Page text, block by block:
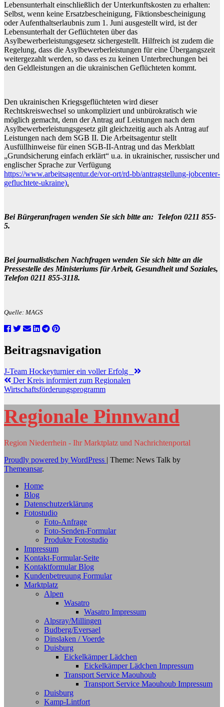
Lebensunterhalt einschließlich der Unterkunftskosten zu erhalten:
Selbst, wenn keine Ersatzbescheinigung, Fiktionsbescheinigung
oder Aufenthaltserlaubnis zum 1. Juni ausgestellt wird, ist der
Lebensunterhalt der Geflüchteten über das
Asylbewerberleistungsgesetz sichergestellt. Hilfreich ist zudem die
Regelung, dass die Asylbewerberleistungen für eine Übergangszeit
weitergezahlt werden, so dass es zu keinen Unterbrechungen bei
den Geldleistungen an die ukrainischen Geflüchteten kommt.
Den ukrainischen Kriegsgeflüchteten wird dieser
Rechtskreiswechsel so unkompliziert und unbürokratisch wie
möglich gemacht, denn der Antrag auf Leistungen nach dem
Asylbewerberleistungsgesetz gilt gleichzeitig auch als Antrag auf
Leistungen nach dem SGB II. Die Arbeitsagentur stellt
Ausfüllhinweise für einen SGB-II-Antrag und das Merkblatt
„Grundsicherung einfach erklärt“ u.a. in ukrainischer, russischer und
englischer Sprache zur Verfügung
https://www.arbeitsagentur.de/vor-ort/rd-bb/antragstellung-jobcenter-
gefluchtete-ukraine).
Bei Bürgeranfragen wenden Sie sich bitte an: Telefon 0211 855-
5.
Bei journalistischen Nachfragen wenden Sie sich bitte an die
Pressestelle des Ministeriums für Arbeit, Gesundheit und Soziales,
Telefon 0211 855-3118.
Quelle: MAGS
Beitragsnavigation
J-Team Hockeyturnier ein voller Erfolg
Der Kreis informiert zum Regionalen
Wirtschaftsförderungsprogramm
Regionale Pinnwand
Region Niederrhein - Ihr Marktplatz und Nachrichtenportal
Proudly powered by WordPress | Theme: News Talk by
Themeansar.
Home
Blog
Datenschutzerklärung
Fotostudio
Foto-Anfrage
Foto-Senden-Formular
Produkte Fotostudio
Impressum
Kontakt-Formular-Seite
Kontaktformular Blog
Kundenbetreuung Formular
Marktplatz
Alpen
Wasatro
Wasatro Impressum
Alpsray/Millingen
Budberg/Eversael
Dinslaken / Voerde
Duisburg
Eickelkämper Lädchen
Eickelkämper Lädchen Impressum
Transport Service Maouhoub
Transport Service Maouhoub Impressum
Duisburg
Kamp-Lintfort